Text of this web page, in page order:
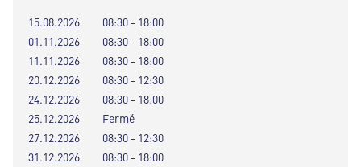
15.08.2026
08:30 - 18:00
01.11.2026
08:30 - 18:00
11.11.2026
08:30 - 18:00
20.12.2026
08:30 - 12:30
24.12.2026
08:30 - 18:00
25.12.2026
Fermé
27.12.2026
08:30 - 12:30
31.12.2026
08:30 - 18:00